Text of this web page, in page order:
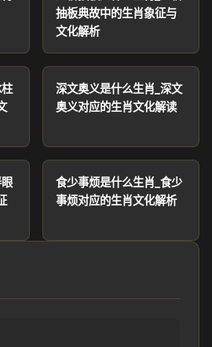
抽板典故中的生肖象征与
文化解析
深文奥义是什么生肖_深文
奥义对应的生肖文化解读
食少事烦是什么生肖_食少
事烦对应的生肖文化解析